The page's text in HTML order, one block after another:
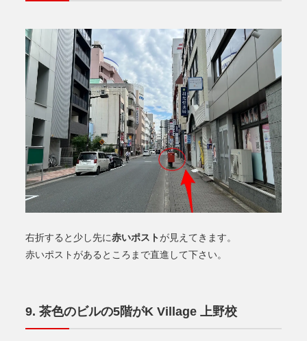
右折すると少し先に赤いポストが見えてきます。
赤いポストがあるところまで直進して下さい。
茶色のビルの5階がK Village 上野校